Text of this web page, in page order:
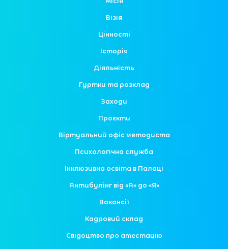
Візія
Цінності
Історія
Діяльність
Гуртки та розклад
Заходи
Проєкти
Віртуальний офіс методиста
Психологічна служба
Інклюзивна освіта в Палаці
Антибулінг від «А» до «Я»
Вакансії
Кадровий склад
Свідоцтво про атестацію